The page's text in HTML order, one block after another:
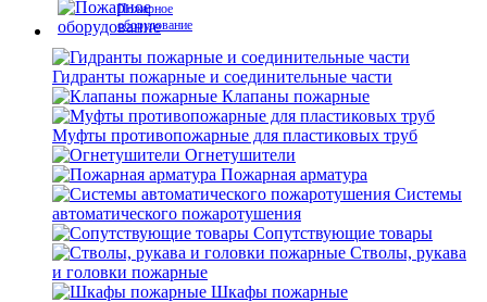
Пожарное
оборудование
Гидранты пожарные и соединительные части
Клапаны пожарные
Муфты противопожарные для пластиковых труб
Огнетушители
Пожарная арматура
Системы
автоматического пожаротушения
Сопутствующие товары
Стволы, рукава
и головки пожарные
Шкафы пожарные